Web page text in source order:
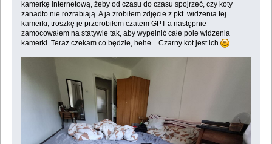
kamerkę internetową, żeby od czasu do czasu spojrzeć, czy koty
zanadto nie rozrabiają. A ja zrobiłem zdjęcie z pkt. widzenia tej
kamerki, troszkę je przerobiłem czatem GPT a następnie
zamocowałem na statywie tak, aby wypełnić całe pole widzenia
kamerki. Teraz czekam co będzie, hehe... Czarny kot jest ich
.